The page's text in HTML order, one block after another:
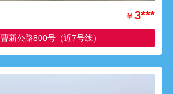
￥3***
新公路800号（近7号线）